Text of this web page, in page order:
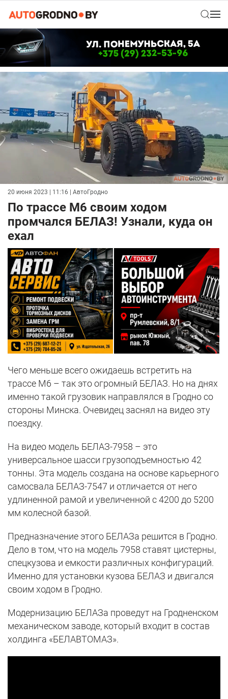
20 июня 2023 | 11:16 | АвтоГродно
По трассе М6 своим ходом
промчался БЕЛАЗ! Узнали, куда он
ехал
Чего меньше всего ожидаешь встретить на
трассе М6 – так это огромный БЕЛАЗ. Но на днях
именно такой грузовик направлялся в Гродно со
стороны Минска. Очевидец заснял на видео эту
поездку.
На видео модель БЕЛАЗ-7958 – это
универсальное шасси грузоподъемностью 42
тонны. Эта модель создана на основе карьерного
самосвала БЕЛАЗ-7547 и отличается от него
удлиненной рамой и увеличенной с 4200 до 5200
мм колесной базой.
Предназначение этого БЕЛАЗа решится в Гродно.
Дело в том, что на модель 7958 ставят цистерны,
спецкузова и емкости различных конфигураций.
Именно для установки кузова БЕЛАЗ и двигался
своим ходом в Гродно.
Модернизацию БЕЛАЗа проведут на Гродненском
механическом заводе, который входит в состав
холдинга «БЕЛАВТОМАЗ».